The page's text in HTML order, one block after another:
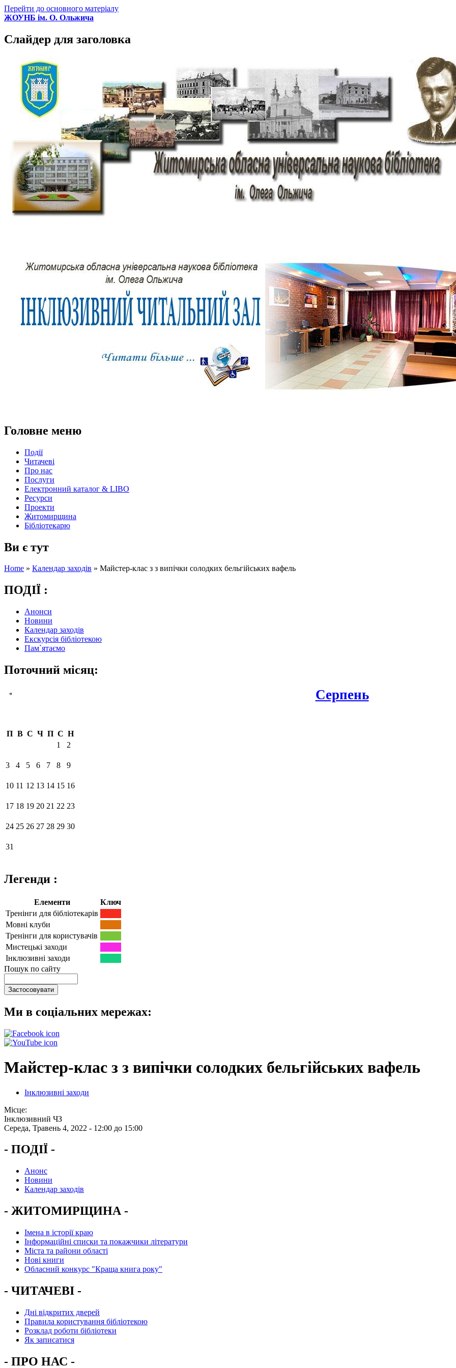
Перейти до основного матеріалу
ЖОУНБ ім. О. Ольжича
Слайдер для заголовка
Головне меню
Події
Читачеві
Про нас
Послуги
Електронний каталог & LIBO
Ресурси
Проекти
Житомирщина
Бібліотекарю
Ви є тут
Home » Календар заходів » Майстер-клас з з випічки солодких бельгійських вафель
ПОДІЇ :
Анонси
Новини
Календар заходів
Екскурсія бібліотекою
Пам`ятаємо
Поточний місяц:
Серпень
«
П В С Ч П С Н
1
2
3 4 5 6 7 8 9
10 11 12 13 14 15 16
17 18 19 20 21 22 23
24 25 26 27 28 29 30
31
Легенди :
Елементи
Ключ
Тренінги для бібліотекарів
Мовні клуби
Тренінги для користувачів
Мистецькі заходи
Інклюзивні заходи
Пошук по сайту
Ми в соціальних мережах:
Майстер-клас з з випічки солодких бельгійських вафель
Інклюзивні заходи
Місце:
Інклюзивний ЧЗ
Середа, Травень 4, 2022 - 12:00 до 15:00
- ПОДІЇ -
Анонс
Новини
Календар заходів
- ЖИТОМИРЩИНА -
Імена в історії краю
Інформаційні списки та покажчики літератури
Міста та райони області
Нові книги
Обласний конкурс "Краща книга року"
- ЧИТАЧЕВІ -
Дні відкритих дверей
Правила користування бібліотекою
Розклад роботи бібліотеки
Як записатися
- ПРО НАС -